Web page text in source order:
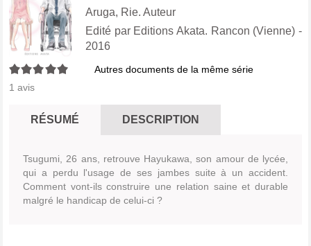
5/5
1 avis
Aruga, Rie. Auteur
Edité par Editions Akata. Rancon (Vienne) -
2016
Autres documents de la même série
RÉSUMÉ DESCRIPTION
Tsugumi, 26 ans, retrouve Hayukawa, son amour de lycée,
qui a perdu l'usage de ses jambes suite à un accident.
Comment vont-ils construire une relation saine et durable
malgré le handicap de celui-ci ?